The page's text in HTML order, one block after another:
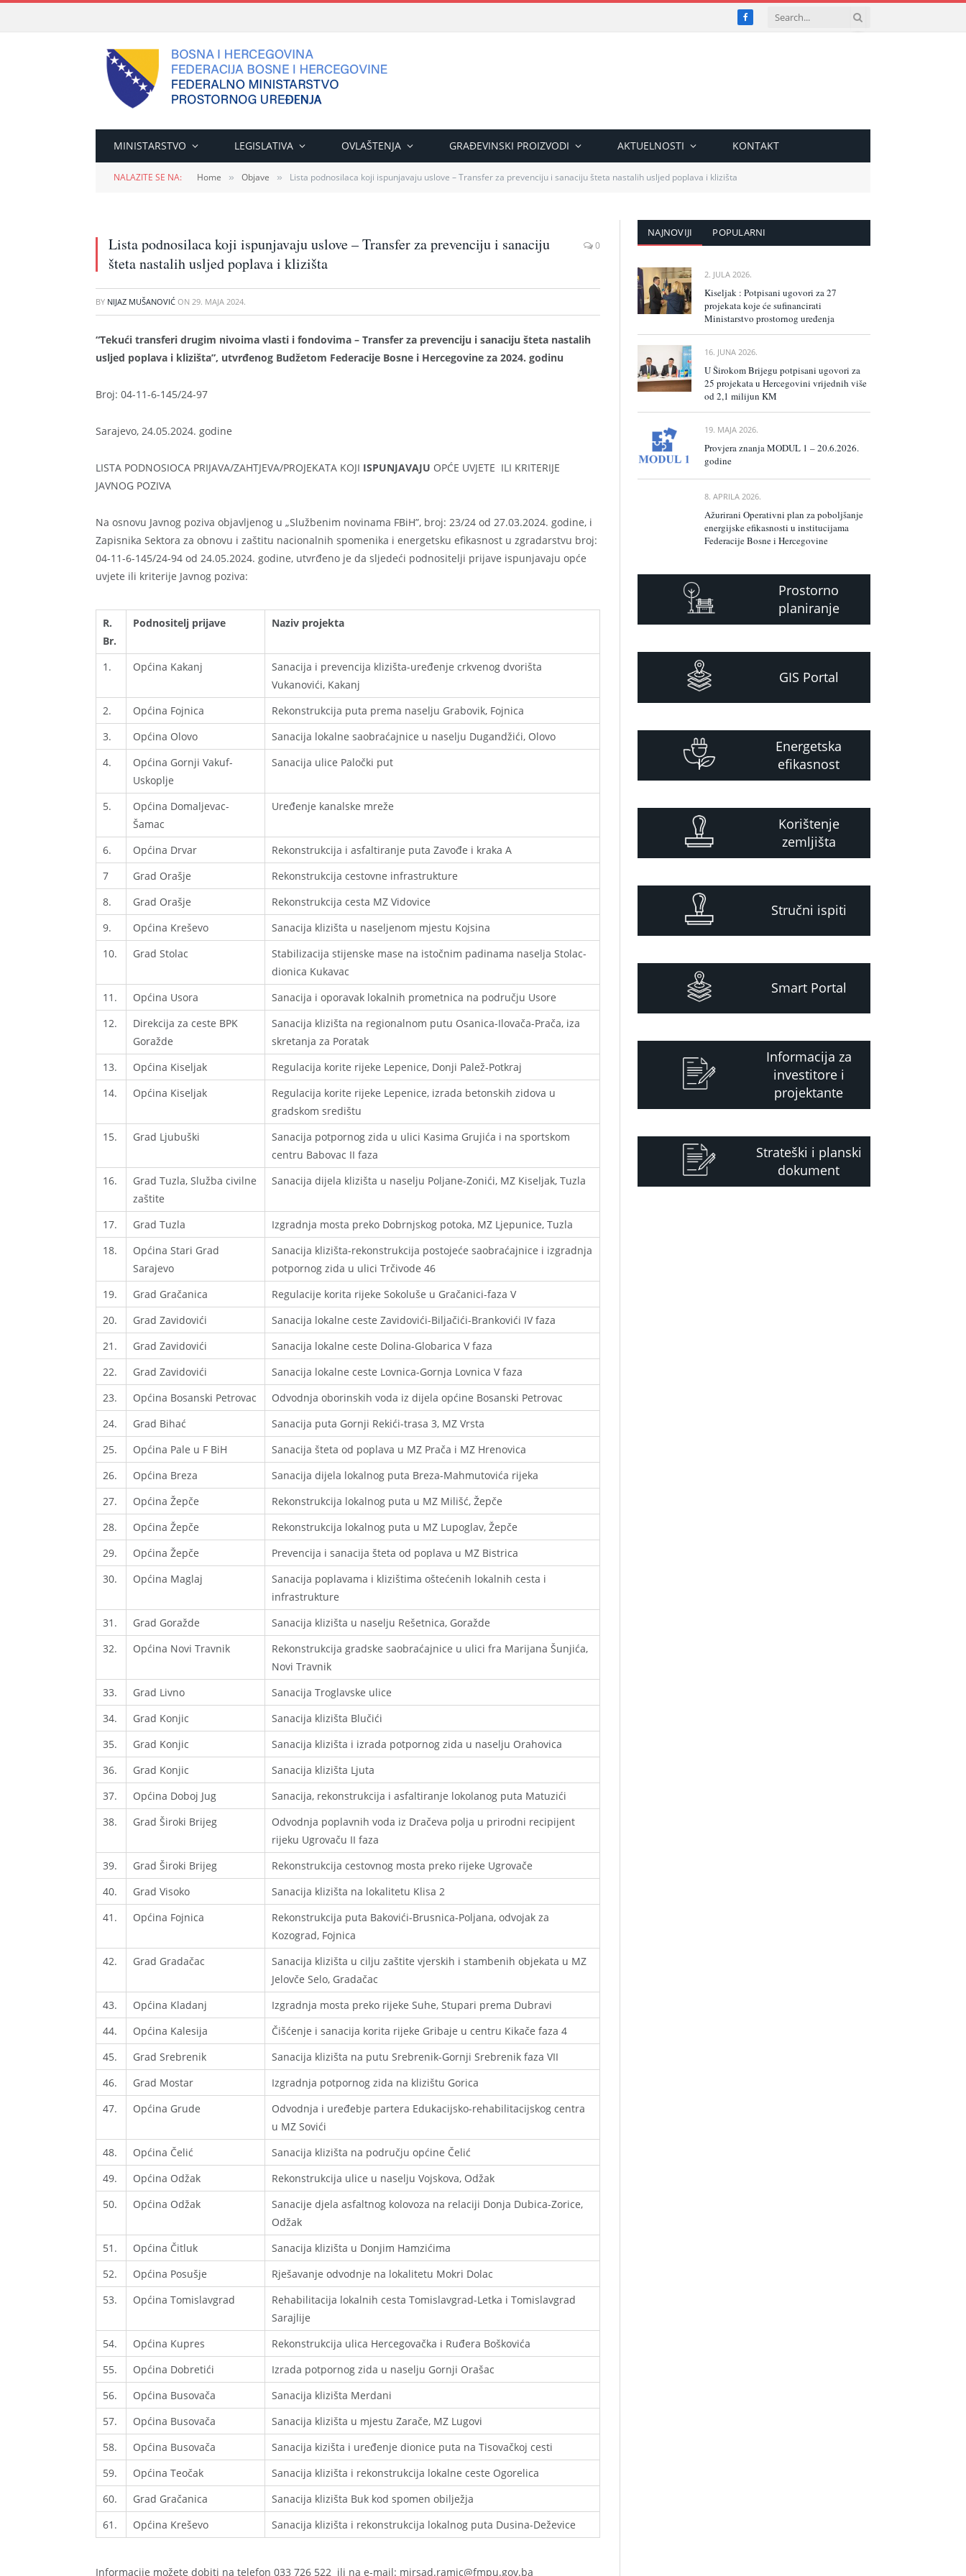
Facebook
MINISTARSTVO LEGISLATIVA OVLAŠTENJA GRAĐEVINSKI PROIZVODI AKTUELNOSTI KONTAKT
NALAZITE SE NA: Home » Objave » Lista podnosilaca koji ispunjavaju uslove – Transfer za prevenciju i sanaciju šteta nastalih usljed poplava i klizišta
Lista podnosilaca koji ispunjavaju uslove – Transfer za prevenciju i sanaciju
šteta nastalih usljed poplava i klizišta
0
BY NIJAZ MUŠANOVIĆ ON 29. MAJA 2024.
“Tekući transferi drugim nivoima vlasti i fondovima – Transfer za prevenciju i sanaciju šteta nastalih
usljed poplava i klizišta”, utvrđenog Budžetom Federacije Bosne i Hercegovine za 2024. godinu
Broj: 04-11-6-145/24-97
Sarajevo, 24.05.2024. godine
LISTA PODNOSIOCA PRIJAVA/ZAHTJEVA/PROJEKATA KOJI ISPUNJAVAJU OPĆE UVJETE ILI KRITERIJE
JAVNOG POZIVA
Na osnovu Javnog poziva objavljenog u „Službenim novinama FBiH”, broj: 23/24 od 27.03.2024. godine, i
Zapisnika Sektora za obnovu i zaštitu nacionalnih spomenika i energetsku efikasnost u zgradarstvu broj:
04-11-6-145/24-94 od 24.05.2024. godine, utvrđeno je da sljedeći podnositelji prijave ispunjavaju opće
uvjete ili kriterije Javnog poziva:
R.
Br.
Podnositelj prijave Naziv projekta
1. Općina Kakanj
Sanacija i prevencija klizišta-uređenje crkvenog dvorišta
Vukanovići, Kakanj
2.
Općina Fojnica
Rekonstrukcija puta prema naselju Grabovik, Fojnica
3.
Općina Olovo
Sanacija lokalne saobraćajnice u naselju Dugandžići, Olovo
4.
Općina Gornji Vakuf-
Uskoplje
Sanacija ulice Paločki put
5.
Općina Domaljevac-
Šamac
Uređenje kanalske mreže
6. Općina Drvar
Rekonstrukcija i asfaltiranje puta Zavođe i kraka A
7
Grad Orašje
Rekonstrukcija cestovne infrastrukture
8.
Grad Orašje
Rekonstrukcija cesta MZ Vidovice
9.
Općina Kreševo
Sanacija klizišta u naseljenom mjestu Kojsina
10.
Grad Stolac
Stabilizacija stijenske mase na istočnim padinama naselja Stolac-
dionica Kukavac
11.
Općina Usora
Sanacija i oporavak lokalnih prometnica na području Usore
12.
Direkcija za ceste BPK
Goražde
Sanacija klizišta na regionalnom putu Osanica-Ilovača-Prača, iza
skretanja za Poratak
13.
Općina Kiseljak
Regulacija korite rijeke Lepenice, Donji Palež-Potkraj
14.
Općina Kiseljak
Regulacija korite rijeke Lepenice, izrada betonskih zidova u
gradskom središtu
15.
Grad Ljubuški
Sanacija potpornog zida u ulici Kasima Grujića i na sportskom
centru Babovac II faza
16.
Grad Tuzla, Služba civilne
zaštite
Sanacija dijela klizišta u naselju Poljane-Zonići, MZ Kiseljak, Tuzla
17. Grad Tuzla
Izgradnja mosta preko Dobrnjskog potoka, MZ Ljepunice, Tuzla
18.
Općina Stari Grad
Sarajevo
Sanacija klizišta-rekonstrukcija postojeće saobraćajnice i izgradnja
potpornog zida u ulici Trčivode 46
19.
Grad Gračanica
Regulacije korita rijeke Sokoluše u Gračanici-faza V
20.
Grad Zavidovići
Sanacija lokalne ceste Zavidovići-Biljačići-Brankovići IV faza
21.
Grad Zavidovići
Sanacija lokalne ceste Dolina-Globarica V faza
22.
Grad Zavidovići
Sanacija lokalne ceste Lovnica-Gornja Lovnica V faza
23.
Općina Bosanski Petrovac
Odvodnja oborinskih voda iz dijela općine Bosanski Petrovac
24.
Grad Bihać
Sanacija puta Gornji Rekići-trasa 3, MZ Vrsta
25.
Općina Pale u F BiH
Sanacija šteta od poplava u MZ Prača i MZ Hrenovica
26.
Općina Breza
Sanacija dijela lokalnog puta Breza-Mahmutovića rijeka
27.
Općina Žepče
Rekonstrukcija lokalnog puta u MZ Milišć, Žepče
28.
Općina Žepče
Rekonstrukcija lokalnog puta u MZ Lupoglav, Žepče
29.
Općina Žepče
Prevencija i sanacija šteta od poplava u MZ Bistrica
30.
Općina Maglaj
Sanacija poplavama i klizištima oštećenih lokalnih cesta i
infrastrukture
31.
Grad Goražde
Sanacija klizišta u naselju Rešetnica, Goražde
32.
Općina Novi Travnik
Rekonstrukcija gradske saobraćajnice u ulici fra Marijana Šunjića,
Novi Travnik
33.
Grad Livno
Sanacija Troglavske ulice
34.
Grad Konjic
Sanacija klizišta Blučići
35.
Grad Konjic
Sanacija klizišta i izrada potpornog zida u naselju Orahovica
36.
Grad Konjic
Sanacija klizišta Ljuta
37.
Općina Doboj Jug
Sanacija, rekonstrukcija i asfaltiranje lokolanog puta Matuzići
38.
Grad Široki Brijeg
Odvodnja poplavnih voda iz Dračeva polja u prirodni recipijent
rijeku Ugrovaču II faza
39.
Grad Široki Brijeg
Rekonstrukcija cestovnog mosta preko rijeke Ugrovače
40.
Grad Visoko
Sanacija klizišta na lokalitetu Klisa 2
41.
Općina Fojnica
Rekonstrukcija puta Bakovići-Brusnica-Poljana, odvojak za
Kozograd, Fojnica
42.
Grad Gradačac
Sanacija klizišta u cilju zaštite vjerskih i stambenih objekata u MZ
Jelovče Selo, Gradačac
43.
Općina Kladanj
Izgradnja mosta preko rijeke Suhe, Stupari prema Dubravi
44.
Općina Kalesija
Čišćenje i sanacija korita rijeke Gribaje u centru Kikače faza 4
45.
Grad Srebrenik
Sanacija klizišta na putu Srebrenik-Gornji Srebrenik faza VII
46.
Grad Mostar
Izgradnja potpornog zida na klizištu Gorica
47.
Općina Grude
Odvodnja i uređebje partera Edukacijsko-rehabilitacijskog centra
u MZ Sovići
48.
Općina Čelić
Sanacija klizišta na području općine Čelić
49.
Općina Odžak
Rekonstrukcija ulice u naselju Vojskova, Odžak
50.
Općina Odžak
Sanacije djela asfaltnog kolovoza na relaciji Donja Dubica-Zorice,
Odžak
51.
Općina Čitluk
Sanacija klizišta u Donjim Hamzićima
52.
Općina Posušje
Rješavanje odvodnje na lokalitetu Mokri Dolac
53.
Općina Tomislavgrad
Rehabilitacija lokalnih cesta Tomislavgrad-Letka i Tomislavgrad
Sarajlije
54.
Općina Kupres
Rekonstrukcija ulica Hercegovačka i Ruđera Boškovića
55.
Općina Dobretići
Izrada potpornog zida u naselju Gornji Orašac
56.
Općina Busovača
Sanacija klizišta Merdani
57.
Općina Busovača
Sanacija klizišta u mjestu Zarače, MZ Lugovi
58.
Općina Busovača
Sanacija kizišta i uređenje dionice puta na Tisovačkoj cesti
59.
Općina Teočak
Sanacija klizišta i rekonstrukcija lokalne ceste Ogorelica
60.
Grad Gračanica
Sanacija klizišta Buk kod spomen obilježja
61.
Općina Kreševo Sanacija klizišta i rekonstrukcija lokalnog puta Dusina-Deževice
Informacije možete dobiti na telefon 033 726 522 ili na e-mail: mirsad.ramic@fmpu.gov.ba
NAJNOVIJI POPULARNI
2. JULA 2026.
Kiseljak : Potpisani ugovori za 27
projekata koje će sufinancirati
Ministarstvo prostornog uređenja
16. JUNA 2026.
U Širokom Brijegu potpisani ugovori za
25 projekata u Hercegovini vrijednih više
od 2,1 milijun KM
19. MAJA 2026.
Provjera znanja MODUL 1 – 20.6.2026.
godine
8. APRILA 2026.
Ažurirani Operativni plan za poboljšanje
energijske efikasnosti u institucijama
Federacije Bosne i Hercegovine
Prostorno
planiranje
GIS Portal
Energetska
efikasnost
Korištenje
zemljišta
Stručni ispiti
Smart Portal
Informacija za
investitore i
projektante
Strateški i planski
dokument